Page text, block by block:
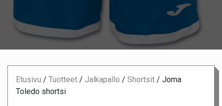
Etusivu / Tuotteet / Jalkapallo / Shortsit / Joma
Toledo shortsi